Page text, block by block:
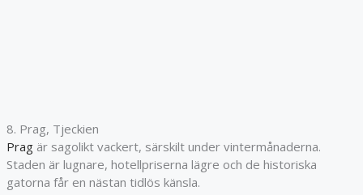
8. Prag, Tjeckien
Prag är sagolikt vackert, särskilt under vintermånaderna.
Staden är lugnare, hotellpriserna lägre och de historiska
gatorna får en nästan tidlös känsla.